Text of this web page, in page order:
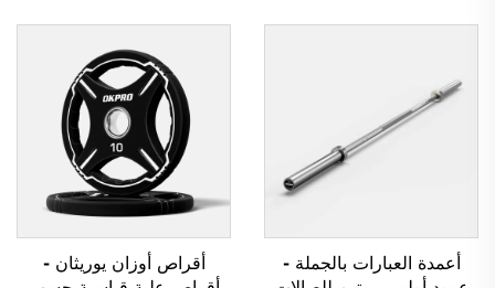
أعمدة العبارات بالجملة -
أقراص أوزان يوريثان -